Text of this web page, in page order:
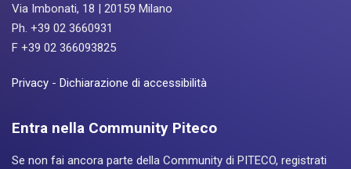
Via Imbonati, 18 | 20159 Milano
Ph. +39 02 3660931
F +39 02 366093825
Privacy - Dichiarazione di accessibilità
Entra nella Community Piteco
Se non fai ancora parte della Community di PITECO, registrati